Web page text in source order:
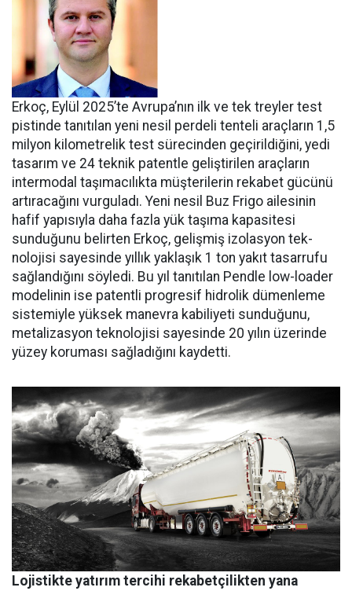
Erkoç, Eylül 2025’te Avru­pa’nın ilk ve tek treyler test
pistin­de tanıtılan yeni nesil perdeli ten­teli araçların 1,5
milyon kilomet­relik test sürecinden geçirildiğini, yedi
tasarım ve 24 teknik patentle geliştirilen araçların
intermodal taşımacılıkta müşterilerin reka­bet gücünü
artıracağını vurgula­dı. Yeni nesil Buz Frigo ailesinin
hafif yapısıyla daha fazla yük ta­şıma kapasitesi
sunduğunu belir­ten Erkoç, gelişmiş izolasyon tek­
nolojisi sayesinde yıllık yaklaşık 1 ton yakıt tasarrufu
sağlandığı­nı söyledi. Bu yıl tanıtılan Pendle low-loader
modelinin ise patent­li progresif hidrolik dümenleme
sistemiyle yüksek manevra kabi­liyeti sunduğunu,
metalizasyon teknolojisi sayesinde 20 yılın üze­rinde
yüzey koruması sağladığını kaydetti.
Lojistikte yatırım tercihi rekabetçilikten yana